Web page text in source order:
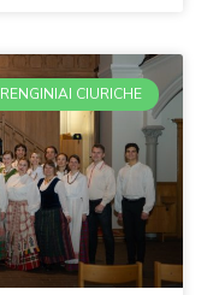
RENGINIAI CIURICHE